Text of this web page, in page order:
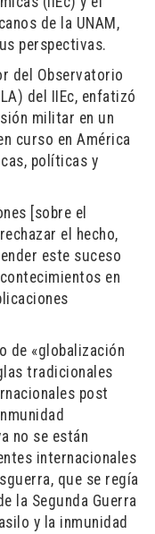
de la UNAM,
perspectivas.
del Observatorio
del IIEc, enfatizó
militar en un
curso en América
políticas y
[sobre el
el hecho,
este suceso
en
de «globalización
tradicionales
post
no se están
internacionales
que se regía
la Segunda Guerra
y la inmunidad